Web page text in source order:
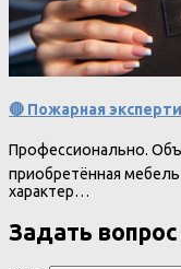
🔴 Пожарная
Профессионально.
приобретённая
характер…
Задать